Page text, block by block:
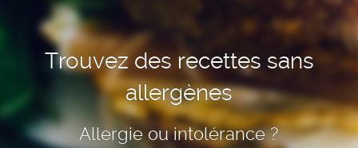
Trouvez des recettes sans
allergènes
Allergie ou intolérance ?